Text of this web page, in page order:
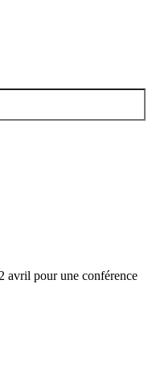
avril pour une conférence